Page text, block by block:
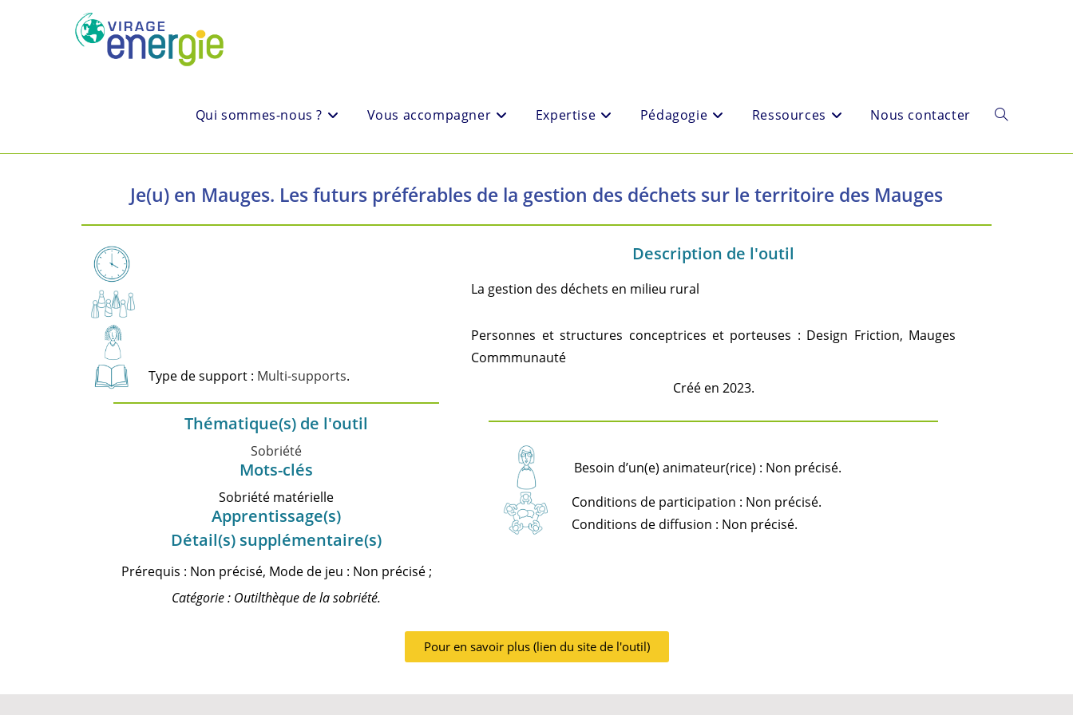
Qui sommes-nous ? Vous accompagner Expertise Pédagogie Ressources Nous contacter
Je(u) en Mauges. Les futurs préférables de la gestion des déchets sur le territoire des Mauges
Type de support : Multi-supports.
Thématique(s) de l'outil
Sobriété
Mots-clés
Sobriété matérielle
Apprentissage(s)
Détail(s) supplémentaire(s)
Prérequis : Non précisé, Mode de jeu : Non précisé ;
Catégorie : Outilthèque de la sobriété.
Description de l'outil
La gestion des déchets en milieu rural
Personnes et structures conceptrices et porteuses : Design Friction, Mauges
Commmunauté
Créé en 2023.
Besoin d’un(e) animateur(rice) : Non précisé.
Conditions de participation : Non précisé.
Conditions de diffusion : Non précisé.
Pour en savoir plus (lien du site de l'outil)